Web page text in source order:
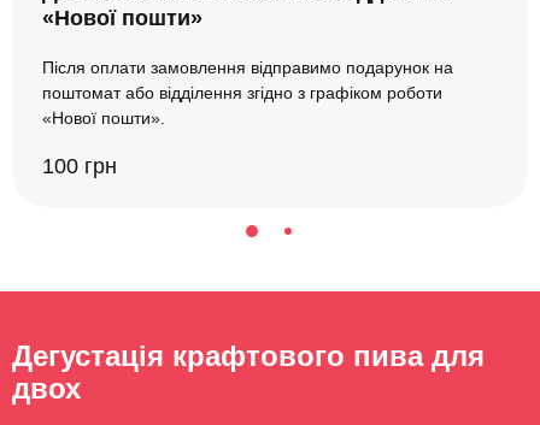
«Нової пошти»
Після оплати замовлення відправимо подарунок на
поштомат або відділення згідно з графіком роботи
«Нової пошти».
100 грн
Дегустація крафтового пива для
двох